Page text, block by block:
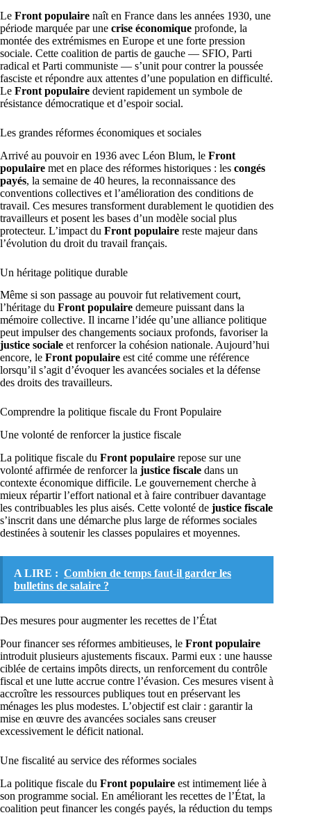
Le Front populaire naît en France dans les années 1930, une
période marquée par une crise économique profonde, la
montée des extrémismes en Europe et une forte pression
sociale. Cette coalition de partis de gauche — SFIO, Parti
radical et Parti communiste — s’unit pour contrer la poussée
fasciste et répondre aux attentes d’une population en difficulté.
Le Front populaire devient rapidement un symbole de
résistance démocratique et d’espoir social.
Les grandes réformes économiques et sociales
Arrivé au pouvoir en 1936 avec Léon Blum, le Front
populaire met en place des réformes historiques : les congés
payés, la semaine de 40 heures, la reconnaissance des
conventions collectives et l’amélioration des conditions de
travail. Ces mesures transforment durablement le quotidien des
travailleurs et posent les bases d’un modèle social plus
protecteur. L’impact du Front populaire reste majeur dans
l’évolution du droit du travail français.
Un héritage politique durable
Même si son passage au pouvoir fut relativement court,
l’héritage du Front populaire demeure puissant dans la
mémoire collective. Il incarne l’idée qu’une alliance politique
peut impulser des changements sociaux profonds, favoriser la
justice sociale et renforcer la cohésion nationale. Aujourd’hui
encore, le Front populaire est cité comme une référence
lorsqu’il s’agit d’évoquer les avancées sociales et la défense
des droits des travailleurs.
Comprendre la politique fiscale du Front Populaire
Une volonté de renforcer la justice fiscale
La politique fiscale du Front populaire repose sur une
volonté affirmée de renforcer la justice fiscale dans un
contexte économique difficile. Le gouvernement cherche à
mieux répartir l’effort national et à faire contribuer davantage
les contribuables les plus aisés. Cette volonté de justice fiscale
s’inscrit dans une démarche plus large de réformes sociales
destinées à soutenir les classes populaires et moyennes.
A LIRE : Combien de temps faut-il garder les
bulletins de salaire ?
Des mesures pour augmenter les recettes de l’État
Pour financer ses réformes ambitieuses, le Front populaire
introduit plusieurs ajustements fiscaux. Parmi eux : une hausse
ciblée de certains impôts directs, un renforcement du contrôle
fiscal et une lutte accrue contre l’évasion. Ces mesures visent à
accroître les ressources publiques tout en préservant les
ménages les plus modestes. L’objectif est clair : garantir la
mise en œuvre des avancées sociales sans creuser
excessivement le déficit national.
Une fiscalité au service des réformes sociales
La politique fiscale du Front populaire est intimement liée à
son programme social. En améliorant les recettes de l’État, la
coalition peut financer les congés payés, la réduction du temps